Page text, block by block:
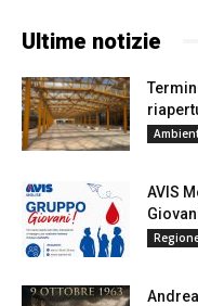
Ultime notizie
AVIS